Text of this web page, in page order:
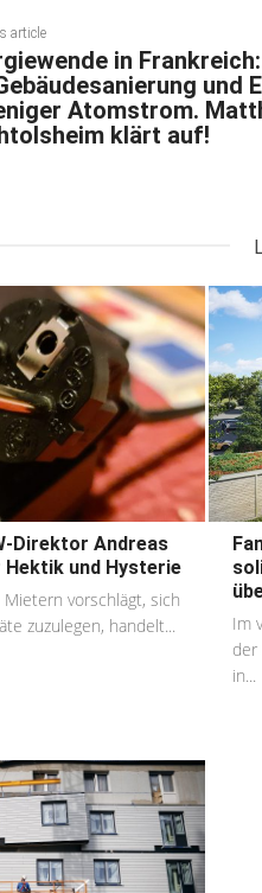
article
in
und
Atomstrom.
klärt auf!
Direktor Andreas
und Hysterie
Mietern vorschlägt, sich
zuzulegen, handelt...
Im
der
in...